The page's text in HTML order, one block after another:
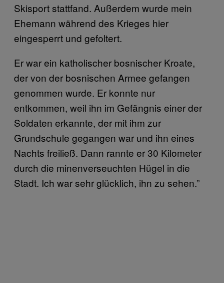
Skisport stattfand. Außerdem wurde mein
Ehemann während des Krieges hier
eingesperrt und gefoltert.
Er war ein katholischer bosnischer Kroate,
der von der bosnischen Armee gefangen
genommen wurde. Er konnte nur
entkommen, weil ihn im Gefängnis einer der
Soldaten erkannte, der mit ihm zur
Grundschule gegangen war und ihn eines
Nachts freiließ. Dann rannte er 30 Kilometer
durch die minenverseuchten Hügel in die
Stadt. Ich war sehr glücklich, ihn zu sehen.”